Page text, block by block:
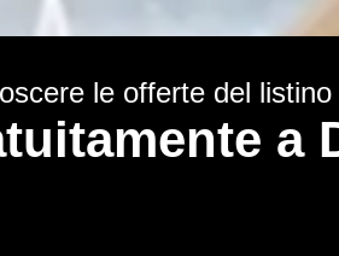
le offerte del
a